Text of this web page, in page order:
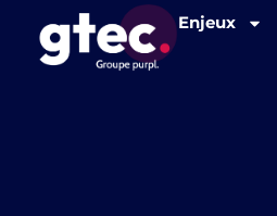
Panneau de gestion des cookies
Enjeux